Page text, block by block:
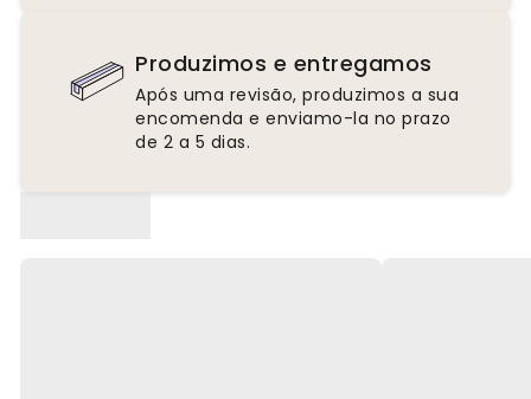
Produzimos e entregamos
Após uma revisão, produzimos a sua
encomenda e enviamo-la no prazo
de 2 a 5 dias.